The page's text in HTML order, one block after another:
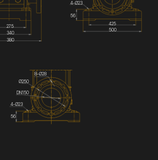
275
340
380
425
500
56
4-Ø23
DN150
8-Ø28
Ø250
4-Ø23
56